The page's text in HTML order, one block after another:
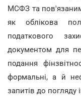
МСФЗ та
як облікова
податкового
документом для
подання
формальні, а й
запитів до погляду